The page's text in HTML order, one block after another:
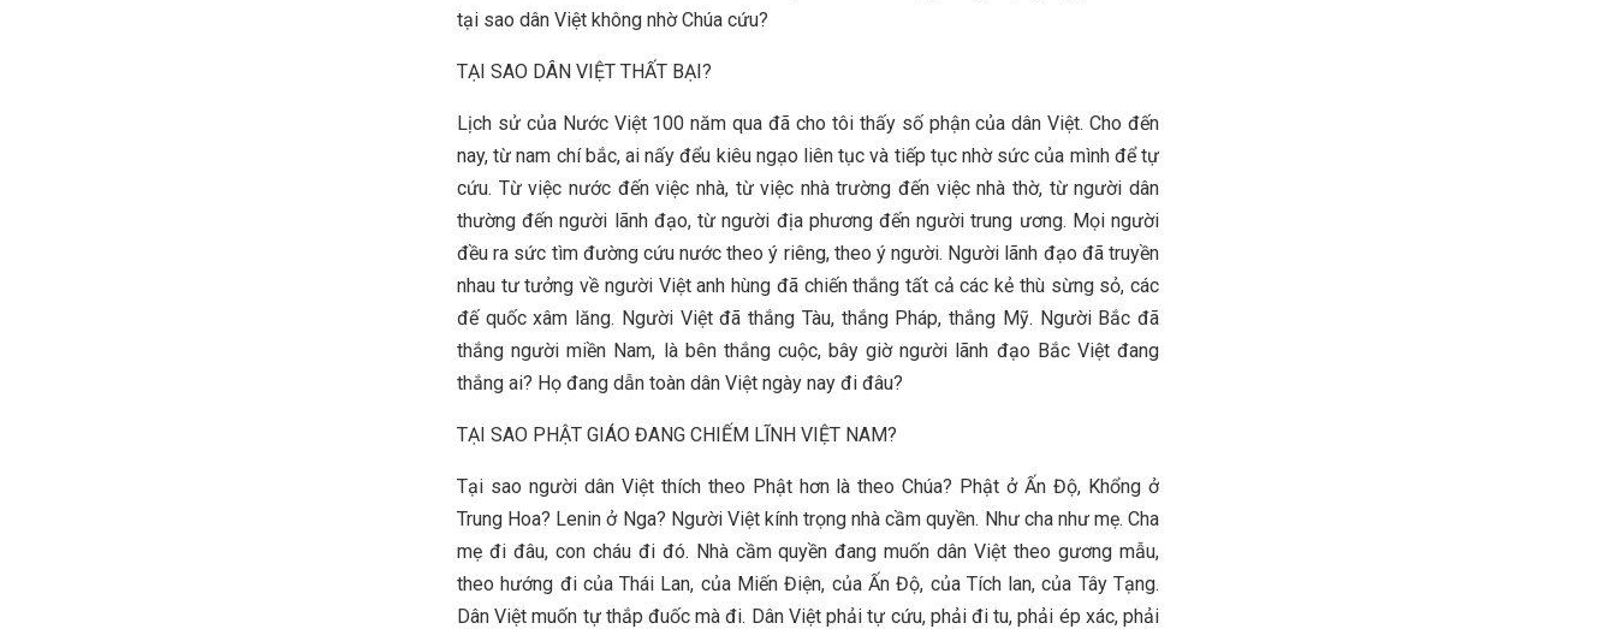
tại sao dân Việt không nhờ Chúa cứu?
TẠI SAO DÂN VIỆT THẤT BẠI?
Lịch sử của Nước Việt 100 năm qua đã cho tôi thấy số phận của dân Việt. Cho đến
nay, từ nam chí bắc, ai nấy đểu kiêu ngạo liên tục và tiếp tục nhờ sức của mình để tự
cứu. Từ việc nước đến việc nhà, từ việc nhà trường đến việc nhà thờ, từ người dân
thường đến người lãnh đạo, từ người địa phương đến người trung ương. Mọi người
đều ra sức tìm đường cứu nước theo ý riêng, theo ý người. Người lãnh đạo đã truyền
nhau tư tưởng về người Việt anh hùng đã chiến thắng tất cả các kẻ thù sừng sỏ, các
đế quốc xâm lăng. Người Việt đã thắng Tàu, thắng Pháp, thắng Mỹ. Người Bắc đã
thắng người miền Nam, là bên thắng cuộc, bây giờ người lãnh đạo Bắc Việt đang
thắng ai? Họ đang dẫn toàn dân Việt ngày nay đi đâu?
TẠI SAO PHẬT GIÁO ĐANG CHIẾM LĨNH VIỆT NAM?
Tại sao người dân Việt thích theo Phật hơn là theo Chúa? Phật ở Ấn Độ, Khổng ở
Trung Hoa? Lenin ở Nga? Người Việt kính trọng nhà cầm quyền. Như cha như mẹ. Cha
mẹ đi đâu, con cháu đi đó. Nhà cầm quyền đang muốn dân Việt theo gương mẫu,
theo hướng đi của Thái Lan, của Miến Điện, của Ấn Độ, của Tích lan, của Tây Tạng.
Dân Việt muốn tự thắp đuốc mà đi. Dân Việt phải tự cứu, phải đi tu, phải ép xác, phải